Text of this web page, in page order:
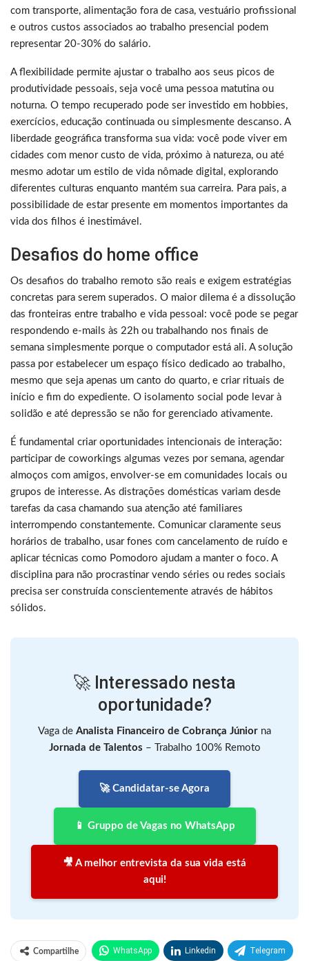
com transporte, alimentação fora de casa, vestuário profissional
e outros custos associados ao trabalho presencial podem
representar 20-30% do salário.
A flexibilidade permite ajustar o trabalho aos seus picos de
produtividade pessoais, seja você uma pessoa matutina ou
noturna. O tempo recuperado pode ser investido em hobbies,
exercícios, educação continuada ou simplesmente descanso. A
liberdade geográfica transforma sua vida: você pode viver em
cidades com menor custo de vida, próximo à natureza, ou até
mesmo adotar um estilo de vida nômade digital, explorando
diferentes culturas enquanto mantém sua carreira. Para pais, a
possibilidade de estar presente em momentos importantes da
vida dos filhos é inestimável.
Desafios do home office
Os desafios do trabalho remoto são reais e exigem estratégias
concretas para serem superados. O maior dilema é a dissolução
das fronteiras entre trabalho e vida pessoal: você pode se pegar
respondendo e-mails às 22h ou trabalhando nos finais de
semana simplesmente porque o computador está ali. A solução
passa por estabelecer um espaço físico dedicado ao trabalho,
mesmo que seja apenas um canto do quarto, e criar rituais de
início e fim do expediente. O isolamento social pode levar à
solidão e até depressão se não for gerenciado ativamente.
É fundamental criar oportunidades intencionais de interação:
participar de coworkings algumas vezes por semana, agendar
almoços com amigos, envolver-se em comunidades locais ou
grupos de interesse. As distrações domésticas variam desde
tarefas da casa chamando sua atenção até familiares
interrompendo constantemente. Comunicar claramente seus
horários de trabalho, usar fones com cancelamento de ruído e
aplicar técnicas como Pomodoro ajudam a manter o foco. A
disciplina para não procrastinar vendo séries ou redes sociais
precisa ser construída conscientemente através de hábitos
sólidos.
🚀 Interessado nesta
oportunidade?
Vaga de Analista Financeiro de Cobrança Júnior na
Jornada de Talentos – Trabalho 100% Remoto
🚀 Candidatar-se Agora
📱 Gruppo de Vagas no WhatsApp
🎥 A melhor entrevista da sua vida está
aqui!
Compartilhe WhatsApp Linkedin Telegram